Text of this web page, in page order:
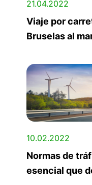
21.04.2022
Viaje por
Bruselas al
10.02.2022
Normas de
esencial que